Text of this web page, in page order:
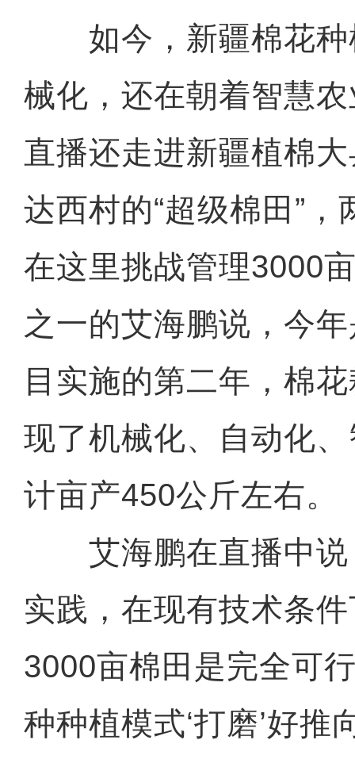
如今，新疆棉花种
械化，还在朝着智慧
直播还走进新疆植棉
达西村的“超级棉田”，
在这里挑战管理3000
之一的艾海鹏说，今年
目实施的第二年，棉
现了机械化、自动化
计亩产450公斤左右。
艾海鹏在直播中说
实践，在现有技术条
3000亩棉田是完全可
种种植模式‘打磨’好推